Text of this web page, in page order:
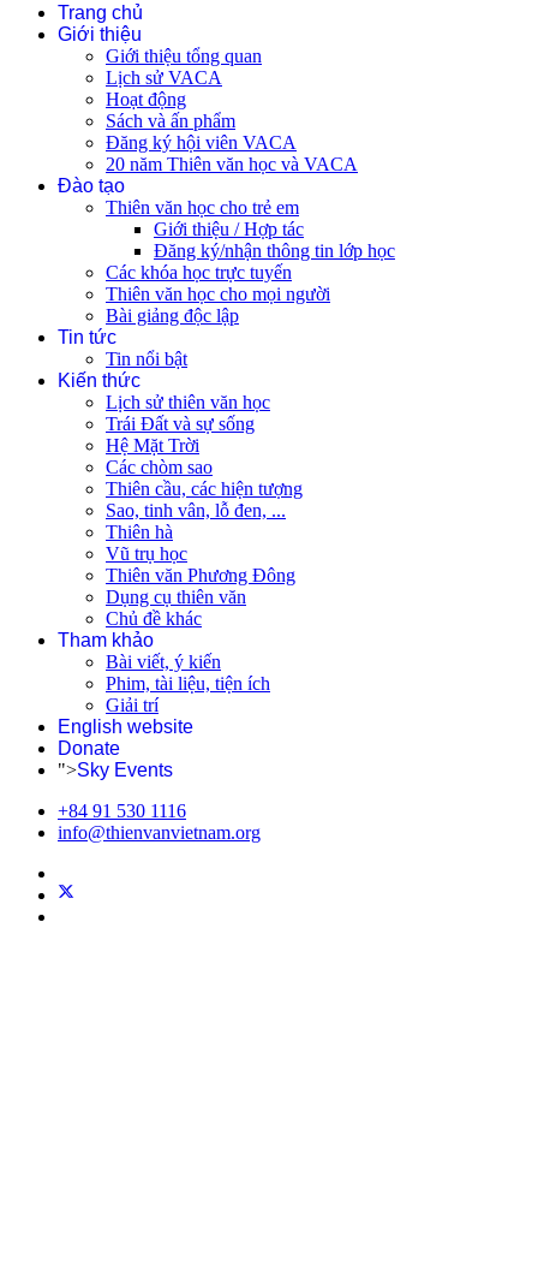
Trang chủ
Giới thiệu
Giới thiệu tổng quan
Lịch sử VACA
Hoạt động
Sách và ấn phẩm
Đăng ký hội viên VACA
20 năm Thiên văn học và VACA
Đào tạo
Thiên văn học cho trẻ em
Giới thiệu / Hợp tác
Đăng ký/nhận thông tin lớp học
Các khóa học trực tuyến
Thiên văn học cho mọi người
Bài giảng độc lập
Tin tức
Tin nổi bật
Kiến thức
Lịch sử thiên văn học
Trái Đất và sự sống
Hệ Mặt Trời
Các chòm sao
Thiên cầu, các hiện tượng
Sao, tinh vân, lỗ đen, ...
Thiên hà
Vũ trụ học
Thiên văn Phương Đông
Dụng cụ thiên văn
Chủ đề khác
Tham khảo
Bài viết, ý kiến
Phim, tài liệu, tiện ích
Giải trí
English website
Donate
">Sky Events
+84 91 530 1116
info@thienvanvietnam.org